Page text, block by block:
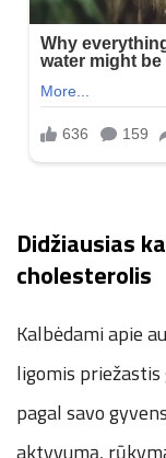
Didžiausias
cholesterolis
Kalbėdami apie
ligomis
pagal savo
aktyvumą,